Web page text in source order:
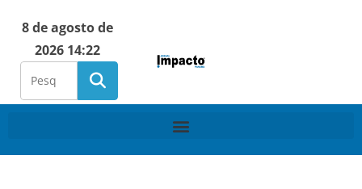
8 de agosto de
2026 14:22